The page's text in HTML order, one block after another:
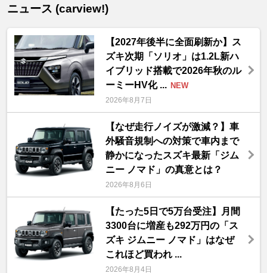
ニュース (carview!)
【2027年後半に全面刷新か】ス
ズキ次期「ソリオ」は1.2L新ハ
イブリッド搭載で2026年秋のル
ーミーHV化 ... NEW
2026年8月7日
【なぜ走行ノイズが激減？】車
外騒音規制への対策で車内まで
静かになったスズキ最新「ジム
ニー ノマド」の真意とは？
2026年8月6日
【たった5日で5万台受注】月間
3300台に増産も292万円の「ス
ズキ ジムニー ノマド」はなぜ
これほど買われ ...
2026年8月4日